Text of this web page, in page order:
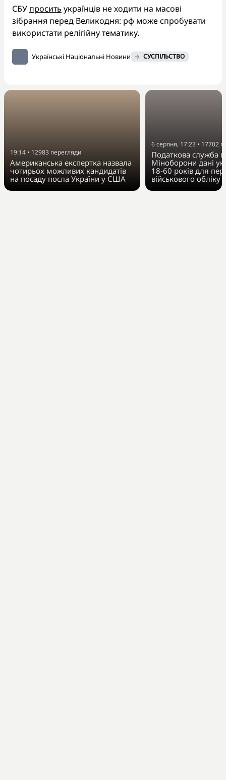
СБУ просить українців не ходити на масові
зібрання перед Великодня: рф може спробувати
використати релігійну тематику.
Українські Національні Новини СУСПІЛЬСТВО
19:14 • 12983 перегляди
Американська експертка назвала
чотирьох можливих кандидатів
на посаду посла України у США
6 серпня, 17:23 • 17702
Податкова служба
Міноборони дані
18-60 років для
військового обліку